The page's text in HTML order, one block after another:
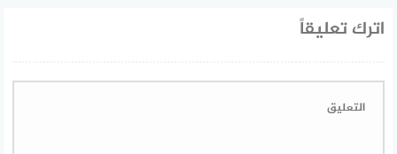
اترك تعليقاً